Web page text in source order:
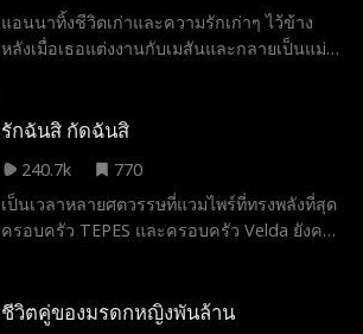
แอนนาทิ้งชีวิตเก่าและความรักเก่าๆ ไว้ข้าง
หลังเมื่อเธอแต่งงานกับเมสันและกลายเป็นแม่ที่
เธอ แอนนาเริ่มหวนนึกถึงความสัมพันธ์ที่เต็ม
ส์ อดีตแฟนหนุ่มร็อคสตาร์ของเธอ เมื่อเอเดรี
ยนผู้มีเสน่ห์และอันตรายปรากฏตัวอีกครั้งใน
ชีวิตธรรมดาของเธอ แอนนาถูกบังคับให้เผชิญ
รักฉันสิ กัดฉันสิ
240.7k
770
เป็นเวลาหลายศตวรรษที่แวมไพร์ที่ทรงพลังที่สุด
ครอบครัว TEPES และครอบครัว Velda ยังคง
ถูกคุกคามโดย Sammantha Evans หญิงสาวที่
ชีวิตคู่ของมรดกหญิงพันล้าน